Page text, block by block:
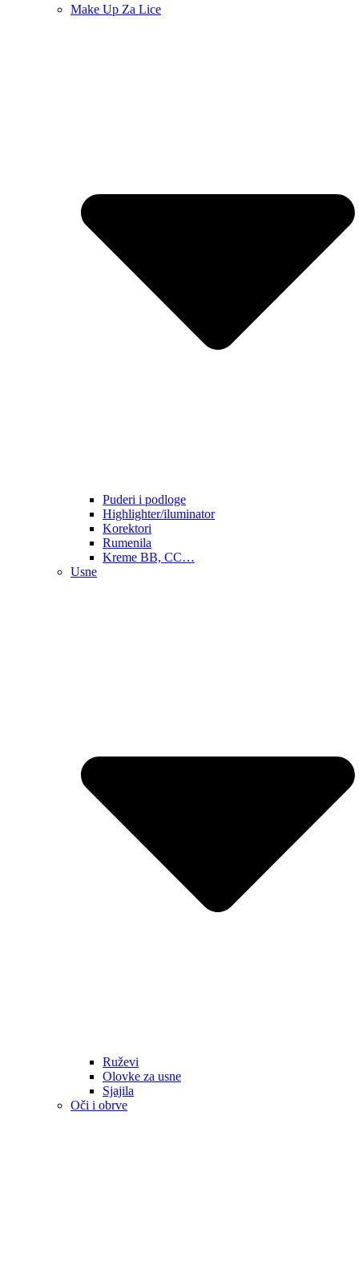
Make Up Za Lice
Puderi i podloge
Highlighter/iluminator
Korektori
Rumenila
Kreme BB, CC…
Usne
Ruževi
Olovke za usne
Sjajila
Oči i obrve